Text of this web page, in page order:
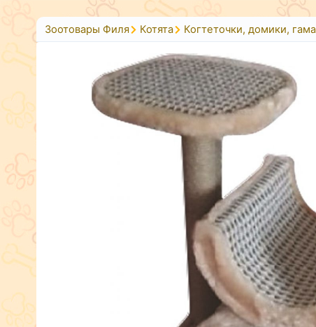
Зоотовары Филя Котята Когтеточки, домики,